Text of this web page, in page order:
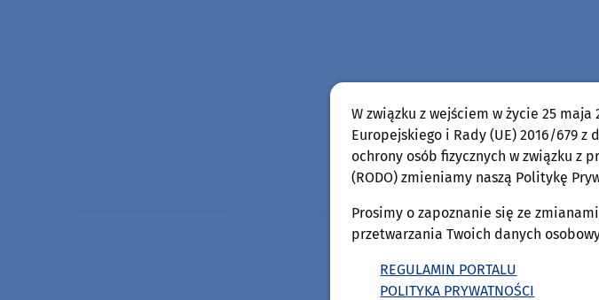
W związku z wejściem w życie 25
Europejskiego i Rady (UE) 2016/679 z
ochrony osób fizycznych w związku z
(RODO) zmieniamy naszą Politykę
Prosimy o zapoznanie się ze
przetwarzania Twoich danych
REGULAMIN PORTALU
POLITYKA PRYWATNOŚCI